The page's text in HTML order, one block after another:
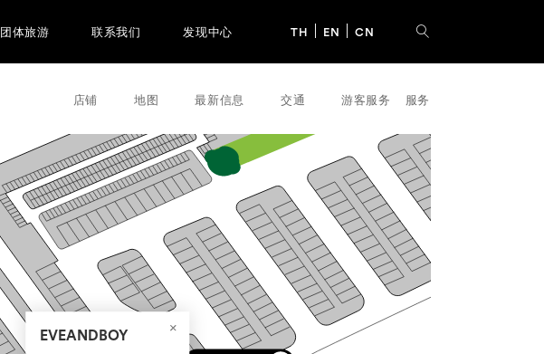
团体旅游 联系我们 发现中心 TH EN CN
店铺 地图 最新信息 交通 游客服务 服务
EVEANDBOY